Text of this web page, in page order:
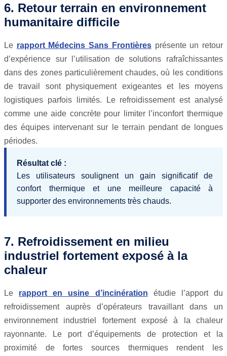
6. Retour terrain en environnement
humanitaire difficile
Le rapport Médecins Sans Frontièresprésente un retour
d’expérience sur l’utilisation de solutions rafraîchissantes
dans des zones particulièrement chaudes, où les conditions
de travail sont physiquement exigeantes et les moyens
logistiques parfois limités. Le refroidissement est analysé
comme une aide concrète pour limiter l’inconfort thermique
des équipes intervenant sur le terrain pendant de longues
périodes.
Résultat clé :
Les utilisateurs soulignent un gain significatif de
confort thermique et une meilleure capacité à
supporter des environnements très chauds.
7. Refroidissement en milieu
industriel fortement exposé à la
chaleur
Le rapport en usine d’incinération étudie l’apport du
refroidissement auprès d’opérateurs travaillant dans un
environnement industriel fortement exposé à la chaleur
rayonnante. Le port d’équipements de protection et la
proximité de fortes sources thermiques rendent les